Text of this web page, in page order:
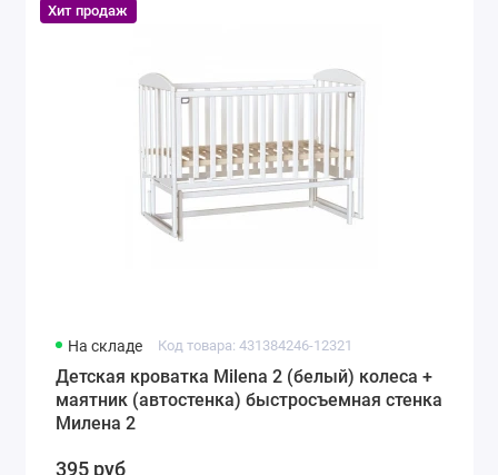
Хит продаж
На складе Код товара: 431384246-12321
Детская кроватка Milena 2 (белый) колеса +
маятник (автостенка) быстросъемная стенка
Милена 2
395 руб